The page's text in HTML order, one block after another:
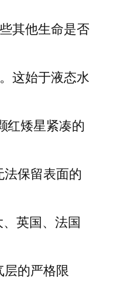
其他生命是否
这始于液态水
红矮星紧凑的
法保留表面的
、英国、法国
层的严格限